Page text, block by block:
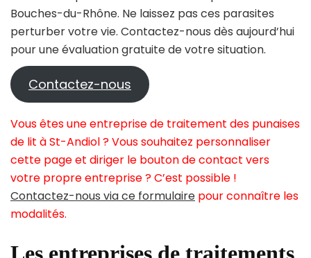
Bouches-du-Rhône. Ne laissez pas ces parasites
perturber votre vie. Contactez-nous dès aujourd’hui
pour une évaluation gratuite de votre situation.
Contactez-nous
Vous êtes une entreprise de traitement des punaises
de lit à St-Andiol ? Vous souhaitez personnaliser
cette page et diriger le bouton de contact vers
votre propre entreprise ? C’est possible !
Contactez-nous via ce formulaire pour connaître les
modalités.